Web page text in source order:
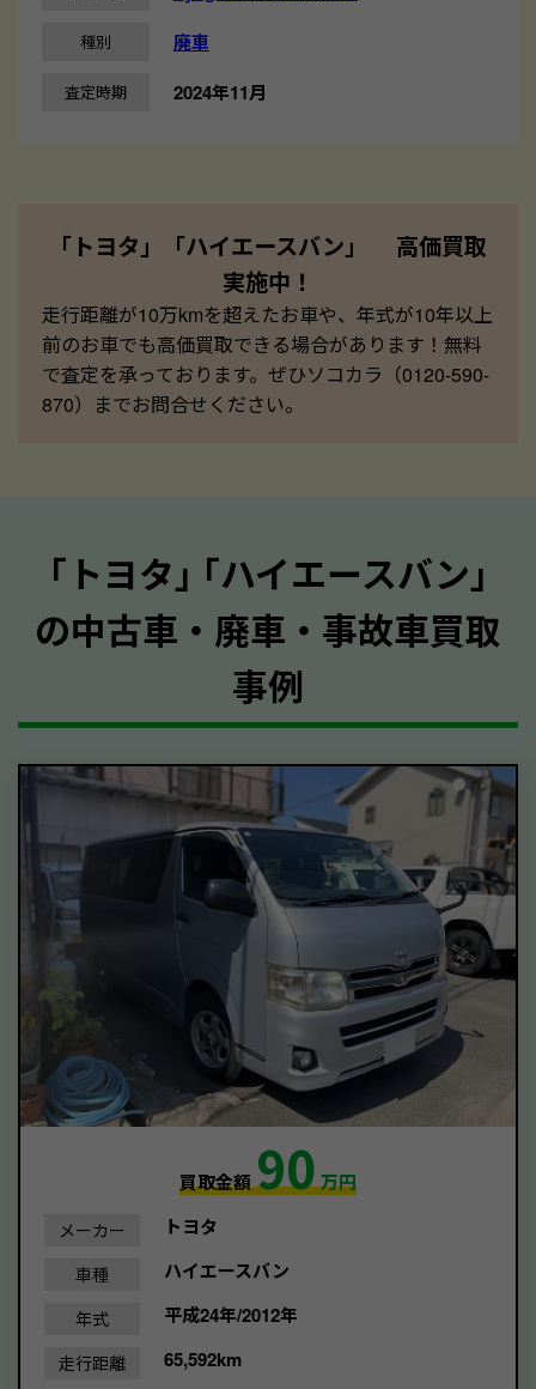
種別 廃車
査定時期 2024年11月
「トヨタ」「ハイエースバン」 高価買取
実施中！
走行距離が10万kmを超えたお車や、年式が10年以上
前のお車でも高価買取できる場合があります！無料
で査定を承っております。ぜひソコカラ（0120-590-
870）までお問合せください。
｢トヨタ｣ ｢ハイエースバン｣
の中古車・廃車・事故車買取
事例
買取金額90万円
メーカー トヨタ
車種 ハイエースバン
年式 平成24年/2012年
走行距離 65,592km